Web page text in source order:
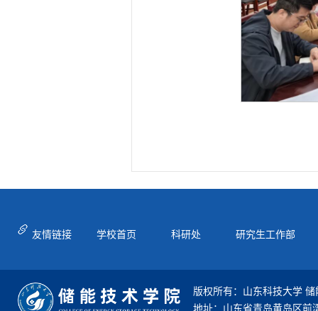
友情链接 学校首页 科研处 研究生工作部
版权所有：山东科技大学
地址：山东省青岛黄岛区前